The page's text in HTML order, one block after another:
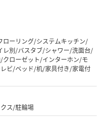
ーリング/システムキッチン/
レ別/バスタブ/シャワー/洗面台/
ローゼット/インターホン/モ
ビ/ベッド/机/家具付き/家電付
ス/駐輪場